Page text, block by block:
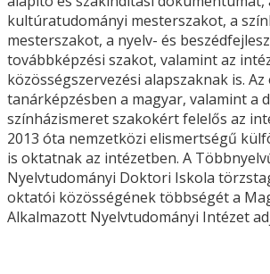
kultúratudományi mesterszakot, a
mesterszakot, a nyelv- és
továbbképzési szakot, valamint az
közösségszervezési alapszaknak is.
tanárképzésben a magyar, valamint a
színházismeret szakokért felelős az
2013 óta nemzetközi elismertségű
is oktatnak az intézetben. A
Nyelvtudományi Doktori Iskola
oktatói közösségének többségét a
Alkalmazott Nyelvtudományi Intézet